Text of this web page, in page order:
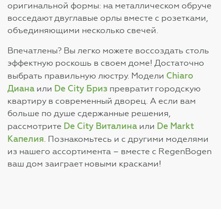
оригинальной формы: на металлическом обруче
восседают двуглавые орлы вместе с розетками,
объединяющими несколько свечей.
Впечатлены? Вы легко можете воссоздать столь
эффектную роскошь в своем доме! Достаточно
выбрать правильную люстру. Модели Chiaro
Диана или De City Бриз превратит городскую
квартиру в современный дворец. А если вам
больше по душе сдержанные решения,
рассмотрите De City Виталина или De Markt
Капелия. Познакомьтесь и с другими моделями
из нашего ассортимента – вместе с RegenBogen
ваш дом заиграет новыми красками!